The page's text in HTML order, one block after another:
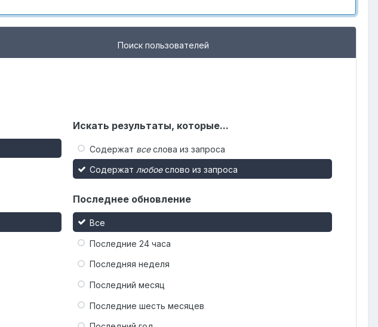
Поиск пользователей
Искать результаты, которые...
Содержат всеслова из запроса
Содержат любоеслово из запроса
Последнее обновление
Все
Последние 24 часа
Последняя неделя
Последний месяц
Последние шесть месяцев